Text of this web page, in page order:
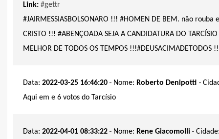
Link: #gettr
#JAIRMESSIASBOLSONARO !!! #HOMEN DE BEM. não
CRISTO !!! #ABENÇOADA SEJA A CANDIDATURA DO
MELHOR DE TODOS OS TEMPOS !!!#DEUSACIMADETODOS
Data: 2022-03-25 16:46:20 - Nome: Roberto Denipotti -
Aqui em e 6 votos do Tarcísio
Data: 2022-04-01 08:33:22 - Nome: Rene Giacomolli -